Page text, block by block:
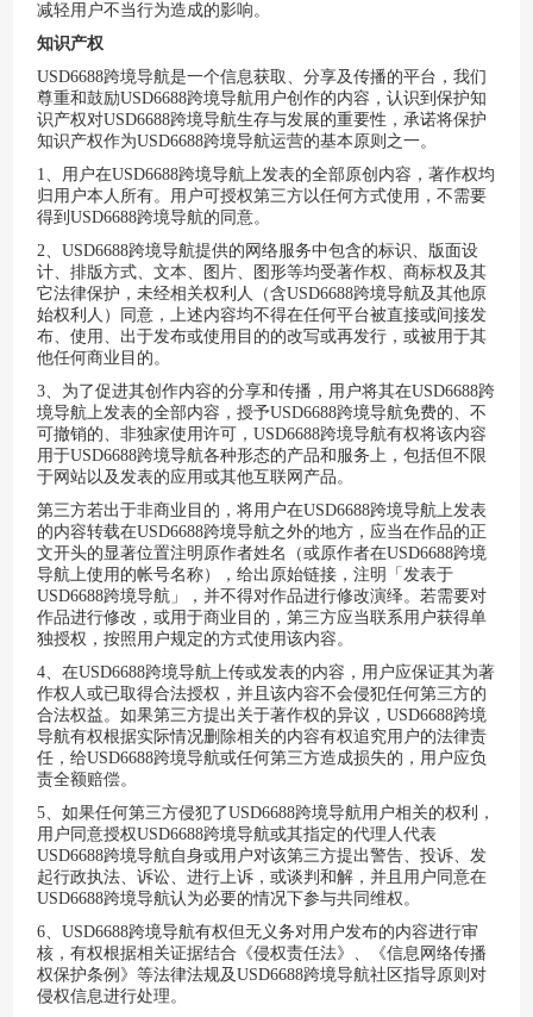
减轻用户不当行为造成的影响。
知识产权
USD6688跨境导航是一个信息获取、分享及传播的平台，我们
尊重和鼓励USD6688跨境导航用户创作的内容，认识到保护知
识产权对USD6688跨境导航生存与发展的重要性，承诺将保护
知识产权作为USD6688跨境导航运营的基本原则之一。
1、用户在USD6688跨境导航上发表的全部原创内容，著作权均
归用户本人所有。用户可授权第三方以任何方式使用，不需要
得到USD6688跨境导航的同意。
2、USD6688跨境导航提供的网络服务中包含的标识、版面设
计、排版方式、文本、图片、图形等均受著作权、商标权及其
它法律保护，未经相关权利人（含USD6688跨境导航及其他原
始权利人）同意，上述内容均不得在任何平台被直接或间接发
布、使用、出于发布或使用目的的改写或再发行，或被用于其
他任何商业目的。
3、为了促进其创作内容的分享和传播，用户将其在USD6688跨
境导航上发表的全部内容，授予USD6688跨境导航免费的、不
可撤销的、非独家使用许可，USD6688跨境导航有权将该内容
用于USD6688跨境导航各种形态的产品和服务上，包括但不限
于网站以及发表的应用或其他互联网产品。
第三方若出于非商业目的，将用户在USD6688跨境导航上发表
的内容转载在USD6688跨境导航之外的地方，应当在作品的正
文开头的显著位置注明原作者姓名（或原作者在USD6688跨境
导航上使用的帐号名称），给出原始链接，注明「发表于
USD6688跨境导航 」，并不得对作品进行修改演绎。若需要对
作品进行修改，或用于商业目的，第三方应当联系用户获得单
独授权，按照用户规定的方式使用该内容。
4、在USD6688跨境导航上传或发表的内容，用户应保证其为著
作权人或已取得合法授权，并且该内容不会侵犯任何第三方的
合法权益。如果第三方提出关于著作权的异议，USD6688跨境
导航有权根据实际情况删除相关的内容有权追究用户的法律责
任，给USD6688跨境导航或任何第三方造成损失的，用户应负
责全额赔偿。
5、如果任何第三方侵犯了USD6688跨境导航用户相关的权利，
用户同意授权USD6688跨境导航或其指定的代理人代表
USD6688跨境导航自身或用户对该第三方提出警告、投诉、发
起行政执法、诉讼、进行上诉，或谈判和解，并且用户同意在
USD6688跨境导航认为必要的情况下参与共同维权。
6、USD6688跨境导航有权但无义务对用户发布的内容进行审
核，有权根据相关证据结合《侵权责任法》、《信息网络传播
权保护条例》等法律法规及USD6688跨境导航社区指导原则对
侵权信息进行处理。